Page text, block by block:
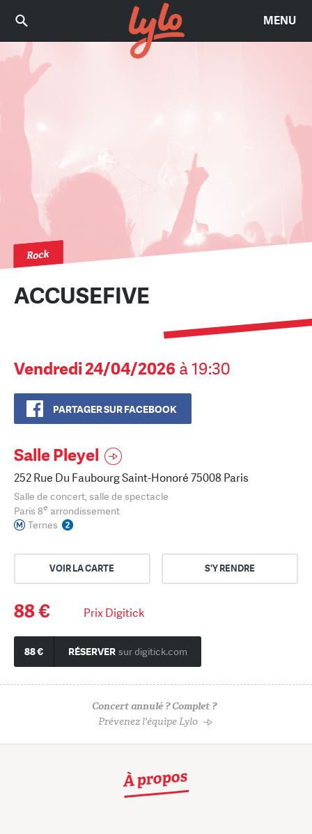
MENU
Rock
ACCUSEFIVE
Vendredi 24/04/2026 à 19:30
PARTAGER SUR FACEBOOK
Salle Pleyel
252 Rue Du Faubourg Saint-Honoré 75008 Paris
Salle de concert, salle de spectacle
Paris 8e arrondissement
Ternes
VOIR LA CARTE S'Y RENDRE
88 € Prix Digitick
88 € RÉSERVER sur digitick.com
Concert annulé ? Complet ?
Prévenez l'équipe Lylo
À propos